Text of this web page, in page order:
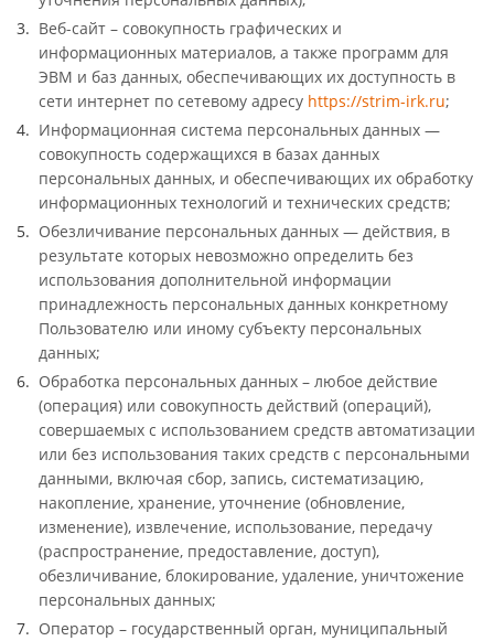
Веб-сайт – совокупность графических и
информационных материалов, а также программ для
ЭВМ и баз данных, обеспечивающих их доступность в
сети интернет по сетевому адресу https://strim-irk.ru;
Информационная система персональных данных —
совокупность содержащихся в базах данных
персональных данных, и обеспечивающих их обработку
информационных технологий и технических средств;
Обезличивание персональных данных — действия, в
результате которых невозможно определить без
использования дополнительной информации
принадлежность персональных данных конкретному
Пользователю или иному субъекту персональных
данных;
Обработка персональных данных – любое действие
(операция) или совокупность действий (операций),
совершаемых с использованием средств автоматизации
или без использования таких средств с персональными
данными, включая сбор, запись, систематизацию,
накопление, хранение, уточнение (обновление,
изменение), извлечение, использование, передачу
(распространение, предоставление, доступ),
обезличивание, блокирование, удаление, уничтожение
персональных данных;
Оператор – государственный орган, муниципальный